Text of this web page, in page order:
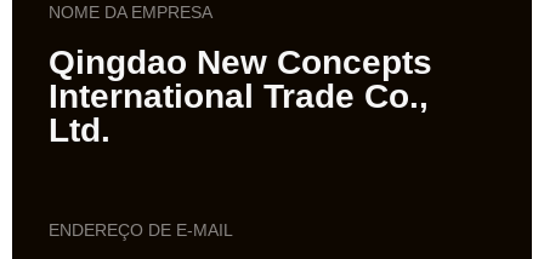
NOME DA EMPRESA
Qingdao New Concepts
International Trade Co.,
Ltd.
ENDEREÇO DE E-MAIL